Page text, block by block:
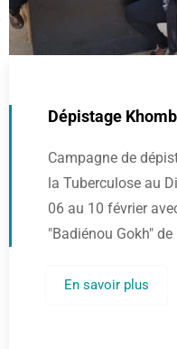
Dépistage
Campagne de
la Tuberculose au
06 au 10 février
"Badiénou Gokh" de
En savoir plus